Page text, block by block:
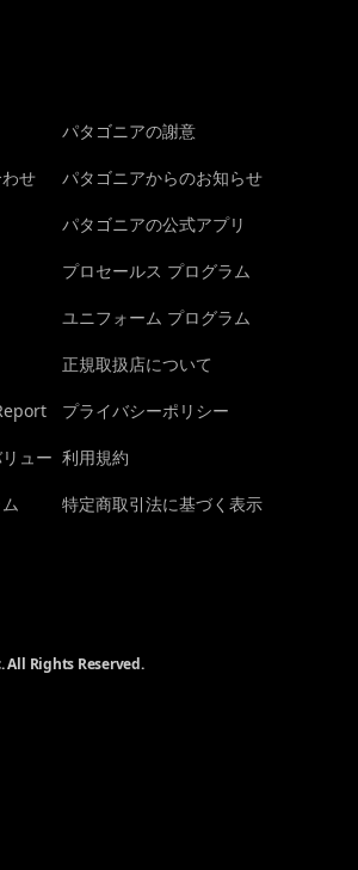
せ
ュー
パタゴニアの謝意
パタゴニアからのお知らせ
パタゴニアの公式アプリ
プロセールス プログラム
ユニフォーム プログラム
正規取扱店について
プライバシーポリシー
利用規約
特定商取引法に基づく表示
All Rights Reserved.